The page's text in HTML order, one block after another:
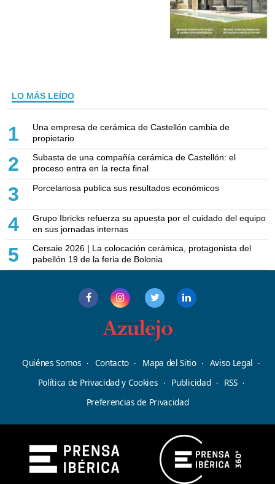
LO MÁS LEÍDO
1
Una empresa de cerámica de Castellón cambia de
propietario
2
Subasta de una compañía cerámica de Castellón: el
proceso entra en la recta final
3 Porcelanosa publica sus resultados económicos
4
Grupo Ibricks refuerza su apuesta por el cuidado del equipo
en sus jornadas internas
5
Cersaie 2026 | La colocación cerámica, protagonista del
pabellón 19 de la feria de Bolonia
Quiénes Somos Contacto Mapa del Sitio
Aviso Legal
Política de Privacidad y Cookies
Publicidad
RSS
Preferencias de Privacidad